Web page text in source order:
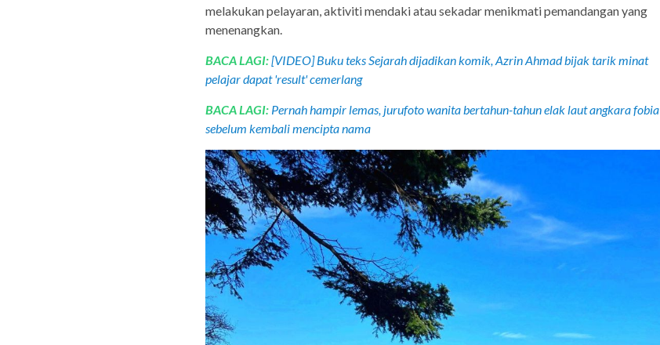
melakukan pelayaran, aktiviti mendaki atau sekadar menikmati pemandangan yang
menenangkan.
BACA LAGI:[VIDEO] Buku teks Sejarah dijadikan komik, Azrin Ahmad bijak tarik minat
pelajar dapat 'result' cemerlang
BACA LAGI: Pernah hampir lemas, jurufoto wanita bertahun-tahun elak laut angkara fobia
sebelum kembali mencipta nama